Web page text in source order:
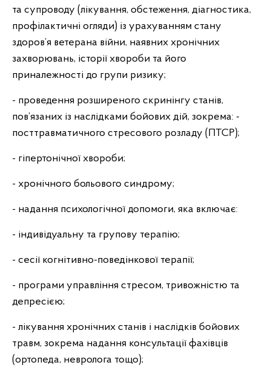
та супроводу (лікування, обстеження, діагностика,
профілактичні огляди) із урахуванням стану
здоров’я ветерана війни, наявних хронічних
захворювань, історії хвороби та його
приналежності до групи ризику;
- проведення розширеного скринінгу станів,
пов’язаних із наслідками бойових дій, зокрема: -
посттравматичного стресового розладу (ПТСР);
- гіпертонічної хвороби;
- хронічного больового синдрому;
- надання психологічної допомоги, яка включає:
- індивідуальну та групову терапію;
- сесії когнітивно-поведінкової терапії;
- програми управління стресом, тривожністю та
депресією;
- лікування хронічних станів і наслідків бойових
травм, зокрема надання консультації фахівців
(ортопеда, невролога тощо);